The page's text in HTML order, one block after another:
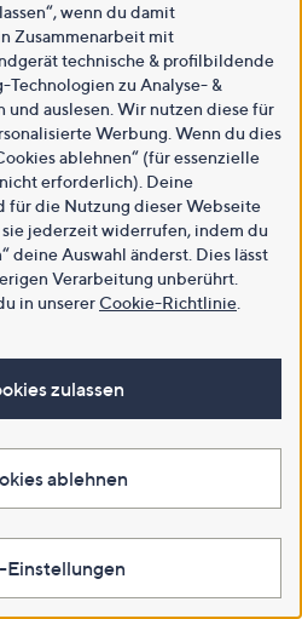
wenn du damit
Zusammenarbeit mit
technische & profilbildende
Technologien zu Analyse- &
und auslesen. Wir nutzen diese für
Werbung. Wenn du dies
ablehnen“ (für essenzielle
erforderlich). Deine
für die Nutzung dieser Webseite
jederzeit widerrufen, indem du
deine Auswahl änderst. Dies lässt
Verarbeitung unberührt.
in unsererCookie-Richtlinie
zulassen
ablehnen
Einstellungen